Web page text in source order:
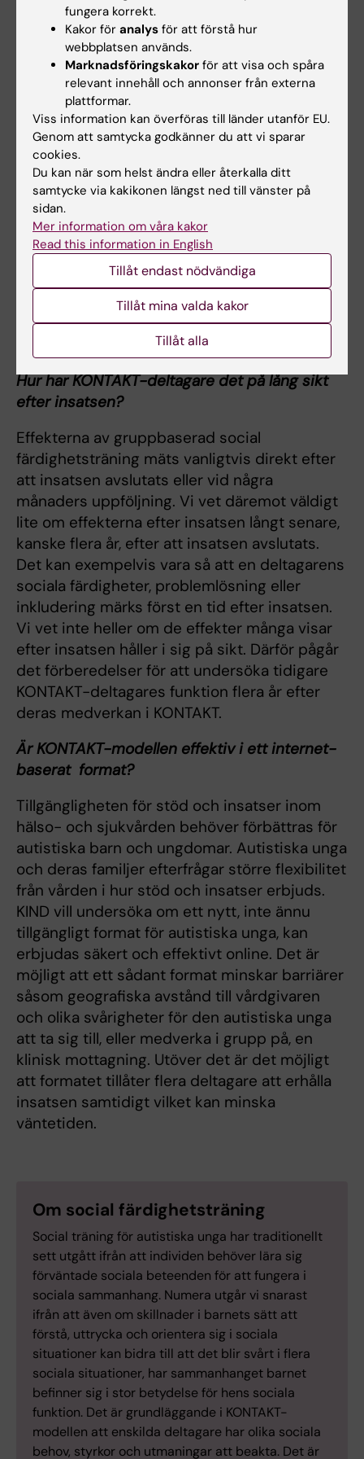
engelska varianten av KONTAKT för barn. Det
pågår även ett arbete för att utveckla en
engelsk version av insatsen SKOLKONTAKT.
Pågående forskning om KONTAKT
Vilka kan dra mest fördel av KONTAKT?
Tidigare studier av KONTAKT har visat att
deltagare i insatsen får olika fördelar av att
medverka. Sådant som språklig förmåga, kön,
och ålder verkar spela roll för hur effektiv
insatsen är på att förändra sociala färdigheter
efter insatsen för autistiska unga. Detta vill vi
veta mer om för att kunna erbjuda vård och
stöd med god kvalitet men även utveckla
insatsen för att den ska kunna erbjudas
effektivt till fler som önskar delta.
Hur har KONTAKT-deltagare det på lång sikt
efter insatsen?
Effekterna av gruppbaserad social
färdighetsträning mäts vanligtvis direkt efter
att insatsen avslutats eller vid några
månaders uppföljning. Vi vet däremot väldigt
lite om effekterna efter insatsen långt senare,
kanske flera år, efter att insatsen avslutats.
Det kan exempelvis vara så att en deltagarens
sociala färdigheter, problemlösning eller
inkludering märks först en tid efter insatsen.
Vi vet inte heller om de effekter många visar
efter insatsen håller i sig på sikt. Därför pågår
det förberedelser för att undersöka tidigare
KONTAKT-deltagares funktion flera år efter
deras medverkan i KONTAKT.
Är KONTAKT-modellen effektiv i ett internet-
baserat format?
Tillgängligheten för stöd och insatser inom
hälso- och sjukvården behöver förbättras för
autistiska barn och ungdomar. Autistiska unga
och deras familjer efterfrågar större flexibilitet
från vården i hur stöd och insatser erbjuds.
KIND vill undersöka om ett nytt, inte ännu
tillgängligt format för autistiska unga, kan
erbjudas säkert och effektivt online. Det är
möjligt att ett sådant format minskar barriärer
såsom geografiska avstånd till vårdgivaren
och olika svårigheter för den autistiska unga
att ta sig till, eller medverka i grupp på, en
klinisk mottagning. Utöver det är det möjligt
att formatet tillåter flera deltagare att erhålla
insatsen samtidigt vilket kan minska
väntetiden.
Om social färdighetsträning
Social träning för autistiska unga har traditionellt
sett utgått ifrån att individen behöver lära sig
förväntade sociala beteenden för att fungera i
sociala sammanhang. Numera utgår vi snarast
ifrån att även om skillnader i barnets sätt att
förstå, uttrycka och orientera sig i sociala
situationer kan bidra till att det blir svårt i flera
sociala situationer, har sammanhanget barnet
befinner sig i stor betydelse för hens sociala
funktion. Det är grundläggande i KONTAKT-
modellen att enskilda deltagare har olika sociala
behov, styrkor och utmaningar att beakta. Det är
fungera korrekt.
Kakor för analys för att förstå hur
webbplatsen används.
Marknadsföringskakor för att visa och spåra
relevant innehåll och annonser från externa
plattformar.
Viss information kan överföras till länder utanför EU.
Genom att samtycka godkänner du att vi sparar
cookies.
Du kan när som helst ändra eller återkalla ditt
samtycke via kakikonen längst ned till vänster på
sidan.
Mer information om våra kakor
Read this information in English
Tillåt endast nödvändiga
Tillåt mina valda kakor
Tillåt alla